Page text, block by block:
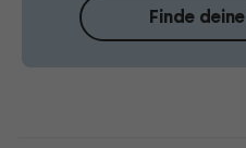
Finde